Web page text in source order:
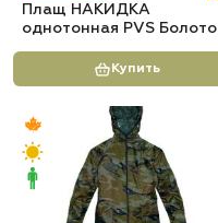
Плащ НАКИДКА
однотонная PVS Болото
Купить